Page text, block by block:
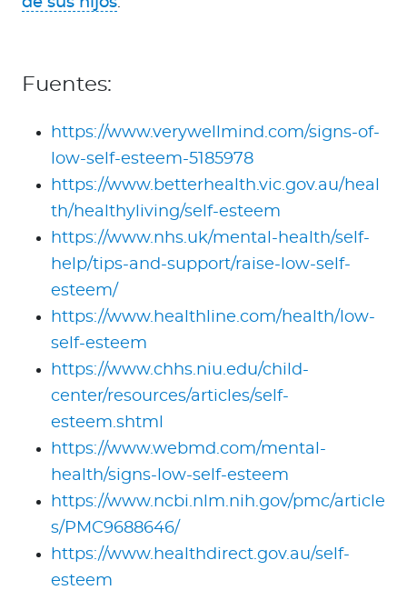
Fuentes:
https://www.verywellmind.com/signs-of-
low-self-esteem-5185978
https://www.betterhealth.vic.gov.au/heal
th/healthyliving/self-esteem
https://www.nhs.uk/mental-health/self-
help/tips-and-support/raise-low-self-
esteem/
https://www.healthline.com/health/low-
self-esteem
https://www.chhs.niu.edu/child-
center/resources/articles/self-
esteem.shtml
https://www.webmd.com/mental-
health/signs-low-self-esteem
https://www.ncbi.nlm.nih.gov/pmc/article
s/PMC9688646/
https://www.healthdirect.gov.au/self-
esteem